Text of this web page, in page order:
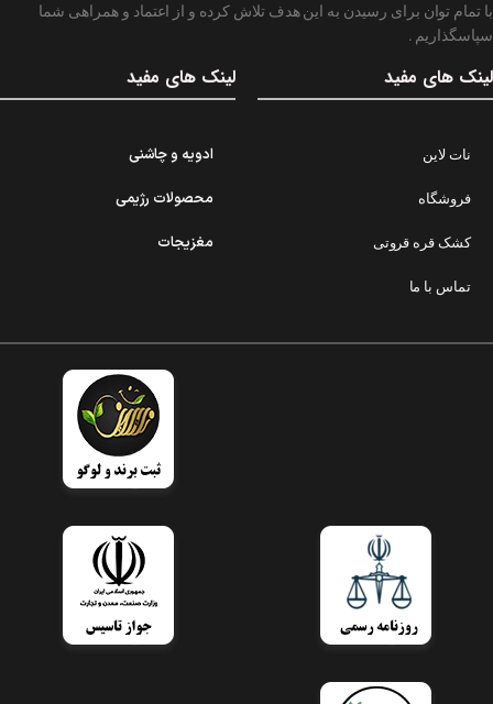
با تمام توان برای رسیدن به این هدف تلاش کرده و از اعتماد و همراهی شما
سپاسگذاریم .
لینک های مفید
نات لاین
فروشگاه
کشک قره قروتی
تماس با ما
لینک های مفید
ادویه و چاشنی
محصولات رژیمی
مغزیجات